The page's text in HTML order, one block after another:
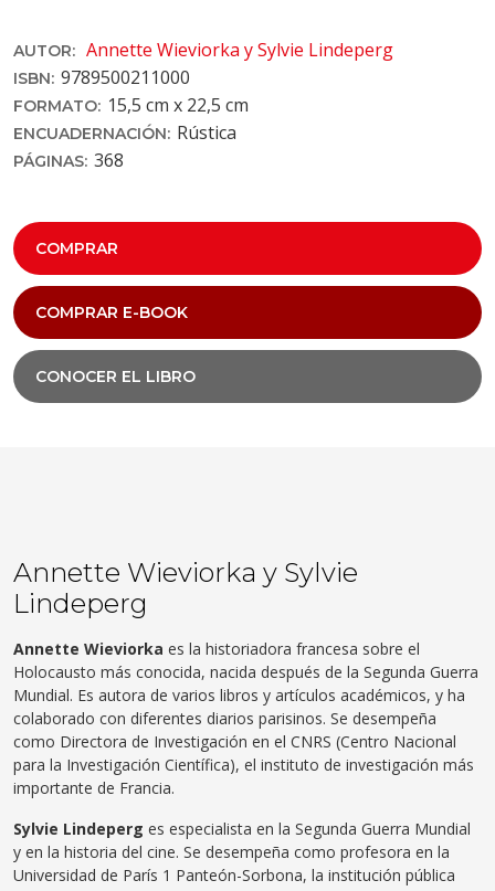
AUTOR: Annette Wieviorka y Sylvie Lindeperg
ISBN: 9789500211000
FORMATO: 15,5 cm x 22,5 cm
ENCUADERNACIÓN: Rústica
PÁGINAS: 368
COMPRAR
COMPRAR E-BOOK
CONOCER EL LIBRO
Annette Wieviorka y Sylvie
Lindeperg
Annette Wieviorka es la historiadora francesa sobre el
Holocausto más conocida, nacida después de la Segunda Guerra
Mundial. Es autora de varios libros y artículos académicos, y ha
colaborado con diferentes diarios parisinos. Se desempeña
como Directora de Investigación en el CNRS (Centro Nacional
para la Investigación Científica), el instituto de investigación más
importante de Francia.
Sylvie Lindeperg es especialista en la Segunda Guerra Mundial
y en la historia del cine. Se desempeña como profesora en la
Universidad de París 1 Panteón-Sorbona, la institución pública